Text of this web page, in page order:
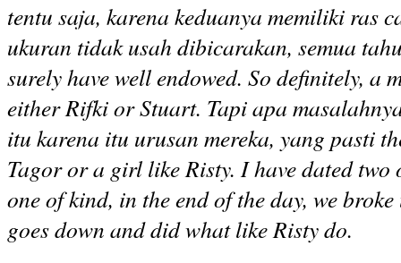
tentu saja, karena keduanya memiliki ras
ukuran tidak usah dibicarakan, semua
surely have well endowed. So definitely,
either Rifki or Stuart. Tapi apa
itu karena itu urusan mereka, yang pasti
Tagor or a girl like Risty. I have dated
one of kind, in the end of the day, we
goes down and did what like Risty do.